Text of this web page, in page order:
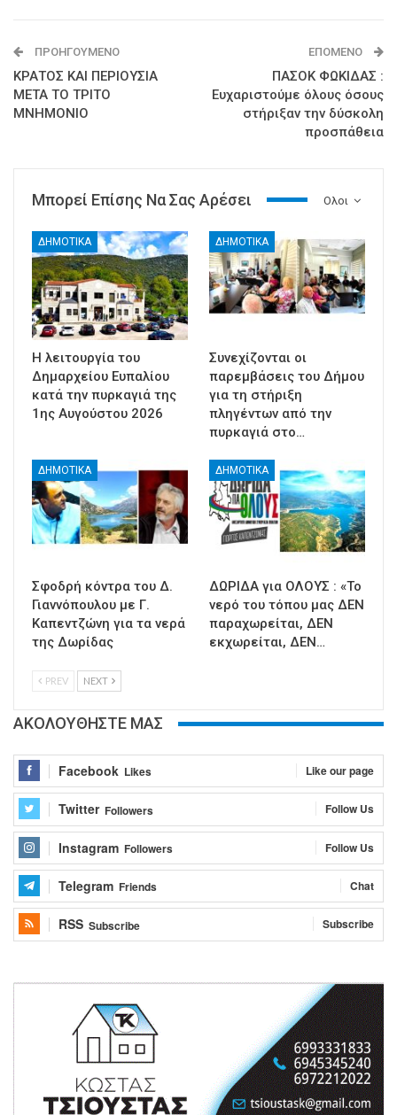
ΠΡΟΗΓΟΎΜΕΝΟ
ΚΡΑΤΟΣ ΚΑΙ ΠΕΡΙΟΥΣΙΑ
ΜΕΤΑ ΤΟ ΤΡΙΤΟ
ΜΝΗΜΟΝΙΟ
ΕΠΌΜΕΝΟ
ΠΑΣΟΚ ΦΩΚΙΔΑΣ :
Ευχαριστούμε όλους όσους
στήριξαν την δύσκολη
προσπάθεια
Ολοι
Μπορεί Επίσης Να Σας Αρέσει
ΔΗΜΟΤΙΚΑ
Η λειτουργία του
Δημαρχείου Ευπαλίου
κατά την πυρκαγιά της
1ης Αυγούστου 2026
ΔΗΜΟΤΙΚΑ
Συνεχίζονται οι
παρεμβάσεις του Δήμου
για τη στήριξη
πληγέντων από την
πυρκαγιά στο…
ΔΗΜΟΤΙΚΑ
Σφοδρή κόντρα του Δ.
Γιαννόπουλου με Γ.
Καπεντζώνη για τα νερά
της Δωρίδας
ΔΗΜΟΤΙΚΑ
ΔΩΡΙΔΑ για ΟΛΟΥΣ : «Το
νερό του τόπου μας ΔΕΝ
παραχωρείται, ΔΕΝ
εκχωρείται, ΔΕΝ…
PREV NEXT
ΑΚΟΛΟΥΘΗΣΤΕ ΜΑΣ
Facebook Likes Like our page
Twitter Followers Follow Us
Instagram Followers Follow Us
Telegram Friends Chat
RSS Subscribe Subscribe